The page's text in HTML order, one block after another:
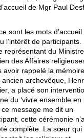
de Mgr Paul
sont les mots
l’intérêt de participants.
représentant du Ministre
des Affaires
avoir rappelé la
ancien archevêque,
a placé son
du ‘vivre ensemble en
ce message me dit un
cette cérémonie
complète. La sœur qui